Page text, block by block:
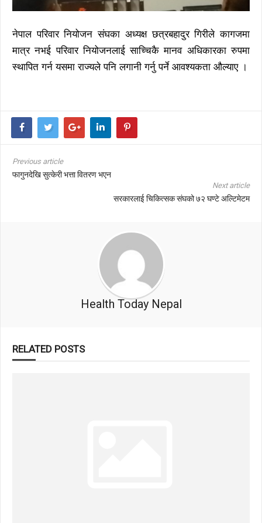
नेपाल परिवार नियोजन संघका अध्यक्ष छत्रबहादुर गिरीले कागजमा
मात्र नभई परिवार नियोजनलाई साच्चिकै मानव अधिकारका रुपमा
स्थापित गर्न यसमा राज्यले पनि लगानी गर्नु पर्ने आवश्यकता औल्याए ।
Previous article
फागुनदेखि सुत्केरी भत्ता वितरण भएन
Next article
सरकारलाई चिकित्सक संघको ७२ घण्टे अल्टिमेटम
Health Today Nepal
RELATED POSTS